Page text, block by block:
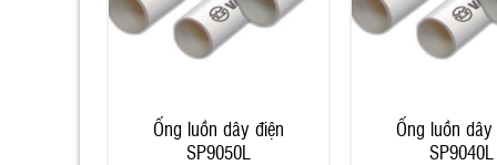
Ống luồn dây điện
SP9050L
Ống luồn dây
SP9040L